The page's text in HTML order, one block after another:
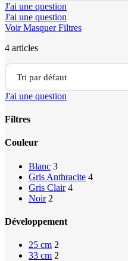
J'ai une question
J'ai une question
Voir Masquer Filtres
4 articles
J'ai une question
Filtres
Close
Couleur
Blanc 3
Gris Anthracite 4
Gris Clair 4
Noir 2
Développement
25 cm 2
33 cm 2